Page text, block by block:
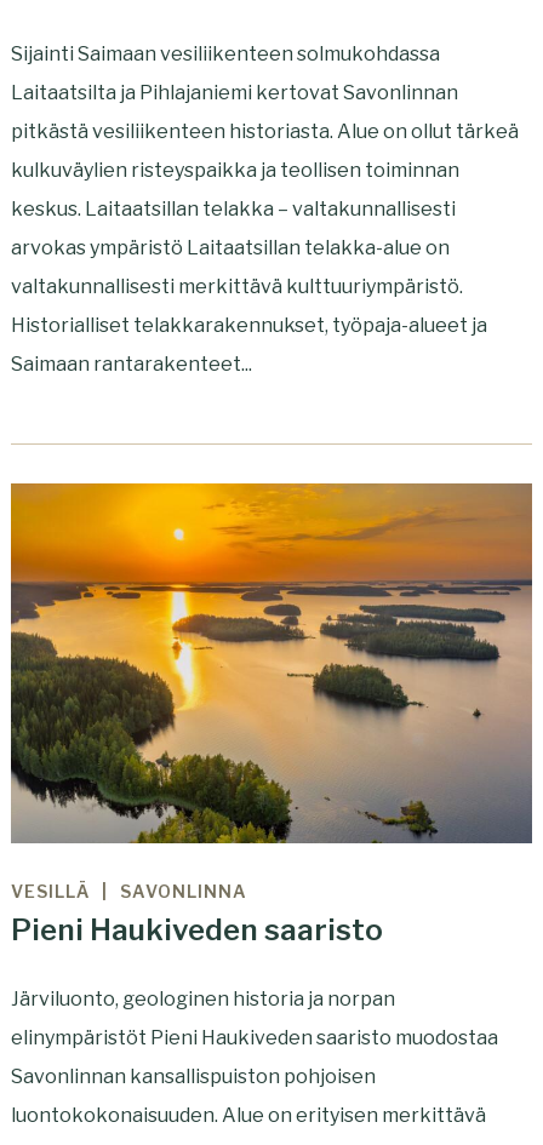
Sijainti Saimaan vesiliikenteen solmukohdassa
Laitaatsilta ja Pihlajaniemi kertovat Savonlinnan
pitkästä vesiliikenteen historiasta. Alue on ollut tärkeä
kulkuväylien risteyspaikka ja teollisen toiminnan
keskus. Laitaatsillan telakka – valtakunnallisesti
arvokas ympäristö Laitaatsillan telakka-alue on
valtakunnallisesti merkittävä kulttuuriympäristö.
Historialliset telakkarakennukset, työpaja-alueet ja
Saimaan rantarakenteet...
VESILLÄ SAVONLINNA
Pieni Haukiveden saaristo
Järviluonto, geologinen historia ja norpan
elinympäristöt Pieni Haukiveden saaristo muodostaa
Savonlinnan kansallispuiston pohjoisen
luontokokonaisuuden. Alue on erityisen merkittävä